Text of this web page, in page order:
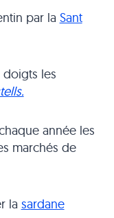
par la Sant
doigts les
année les
marchés de
la sardane